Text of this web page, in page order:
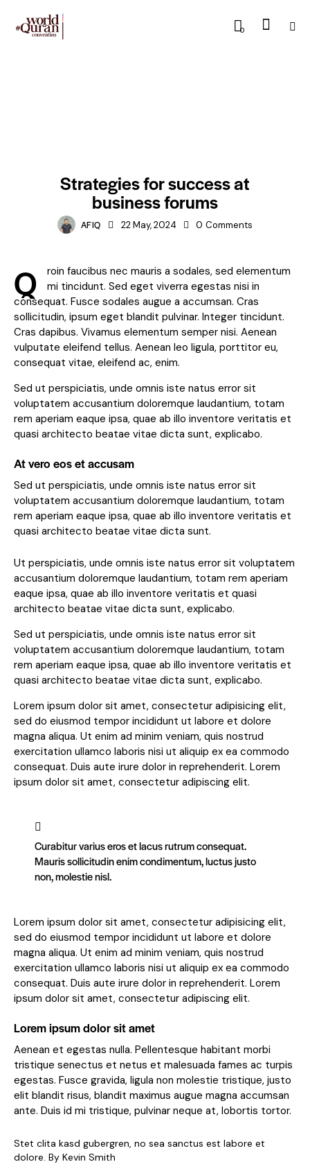
0
Strategies for success at
business forums
AFIQ 22 May, 2024 0 Comments
Q
roin faucibus nec mauris a sodales, sed elementum
mi tincidunt. Sed eget viverra egestas nisi in
consequat. Fusce sodales augue a accumsan. Cras
sollicitudin, ipsum eget blandit pulvinar. Integer tincidunt.
Cras dapibus. Vivamus elementum semper nisi. Aenean
vulputate eleifend tellus. Aenean leo ligula, porttitor eu,
consequat vitae, eleifend ac, enim.
Sed ut perspiciatis, unde omnis iste natus error sit
voluptatem accusantium doloremque laudantium, totam
rem aperiam eaque ipsa, quae ab illo inventore veritatis et
quasi architecto beatae vitae dicta sunt, explicabo.
At vero eos et accusam
Sed ut perspiciatis, unde omnis iste natus error sit
voluptatem accusantium doloremque laudantium, totam
rem aperiam eaque ipsa, quae ab illo inventore veritatis et
quasi architecto beatae vitae dicta sunt.
Ut perspiciatis, unde omnis iste natus error sit voluptatem
accusantium doloremque laudantium, totam rem aperiam
eaque ipsa, quae ab illo inventore veritatis et quasi
architecto beatae vitae dicta sunt, explicabo.
Sed ut perspiciatis, unde omnis iste natus error sit
voluptatem accusantium doloremque laudantium, totam
rem aperiam eaque ipsa, quae ab illo inventore veritatis et
quasi architecto beatae vitae dicta sunt, explicabo.
Lorem ipsum dolor sit amet, consectetur adipisicing elit,
sed do eiusmod tempor incididunt ut labore et dolore
magna aliqua. Ut enim ad minim veniam, quis nostrud
exercitation ullamco laboris nisi ut aliquip ex ea commodo
consequat. Duis aute irure dolor in reprehenderit. Lorem
ipsum dolor sit amet, consectetur adipiscing elit.
Curabitur varius eros et lacus rutrum consequat.
Mauris sollicitudin enim condimentum, luctus justo
non, molestie nisl.
Lorem ipsum dolor sit amet, consectetur adipisicing elit,
sed do eiusmod tempor incididunt ut labore et dolore
magna aliqua. Ut enim ad minim veniam, quis nostrud
exercitation ullamco laboris nisi ut aliquip ex ea commodo
consequat. Duis aute irure dolor in reprehenderit. Lorem
ipsum dolor sit amet, consectetur adipiscing elit.
Lorem ipsum dolor sit amet
Aenean et egestas nulla. Pellentesque habitant morbi
tristique senectus et netus et malesuada fames ac turpis
egestas. Fusce gravida, ligula non molestie tristique, justo
elit blandit risus, blandit maximus augue magna accumsan
ante. Duis id mi tristique, pulvinar neque at, lobortis tortor.
Stet clita kasd gubergren, no sea sanctus est labore et
dolore. By Kevin Smith